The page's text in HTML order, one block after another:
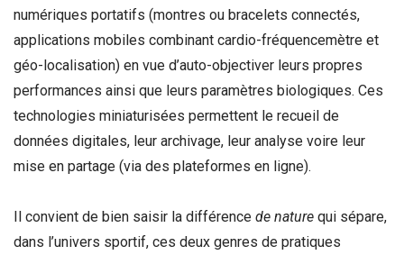
numériques portatifs (montres ou bracelets connectés,
applications mobiles combinant cardio-fréquencemètre et
géo-localisation) en vue d’auto-objectiver leurs propres
performances ainsi que leurs paramètres biologiques. Ces
technologies miniaturisées permettent le recueil de
données digitales, leur archivage, leur analyse voire leur
mise en partage (via des plateformes en ligne).
Il convient de bien saisir la différence de nature qui sépare,
dans l’univers sportif, ces deux genres de pratiques